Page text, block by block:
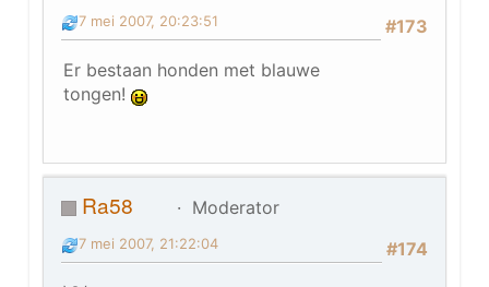
#173
7 mei 2007, 20:23:51
Er bestaan honden met blauwe
tongen!
Ra58
Moderator
#174
7 mei 2007, 21:22:04